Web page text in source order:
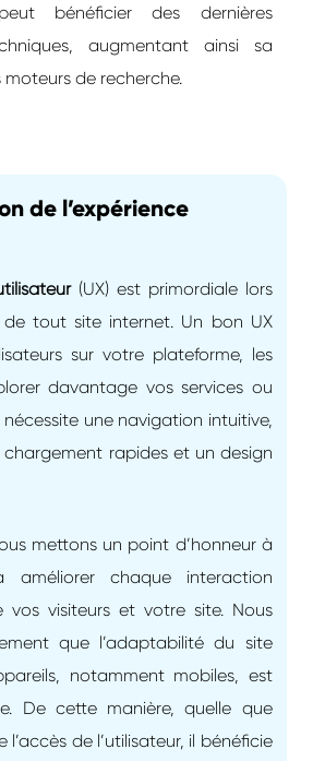
bénéficier des dernières
augmentant ainsi sa
moteurs de recherche.
de l’expérience
(UX) est primordiale lors
tout site internet. Un bon UX
sur votre plateforme, les
davantage vos services ou
une navigation intuitive,
rapides et un design
mettons un point d’honneur à
chaque interaction
vos visiteurs et votre site. Nous
que l’adaptabilité du site
notamment mobiles, est
De cette manière, quelle que
l’accès de l’utilisateur, il bénéficie